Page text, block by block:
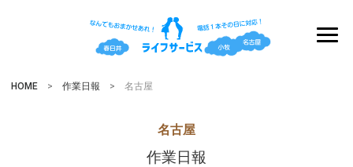
HOME > 作業日報 > 名古屋
名古屋
作業日報